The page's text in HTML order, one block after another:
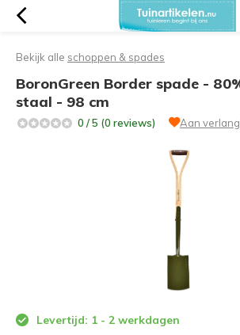
Bekijk alle schoppen & spades
BoronGreen Border spade -
staal - 98 cm
0 / 5 (0 reviews) Aan
Levertijd: 1 - 2 werkdagen